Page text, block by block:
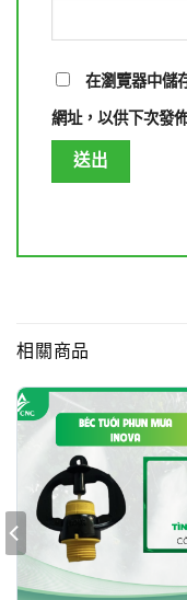
在瀏覽器中儲
網址，以供下次發
相關商品